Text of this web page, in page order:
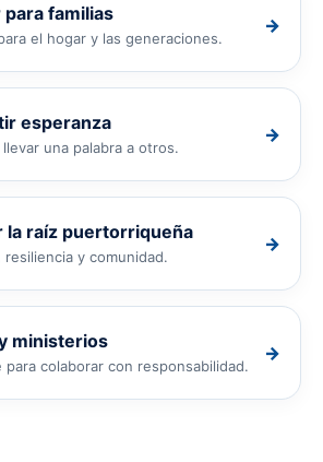
para familias
el hogar y las generaciones.
→
esperanza
llevar una palabra a otros.
→
la raíz puertorriqueña
resiliencia y comunidad.
→
ministerios
para colaborar con responsabilidad.
→